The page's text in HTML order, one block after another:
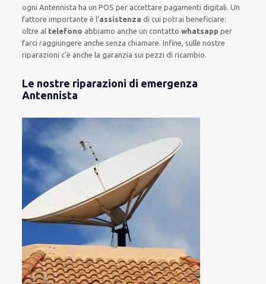
ogni Antennista haun POSper accettare pagamentidigitali.Un
fattore importante è l’assistenza di cui potrai beneficiare:
oltre al telefono abbiamo anche uncontatto whatsappper
farci raggiungere anche senza chiamare.Infine, sulle nostre
riparazioni c’è anche lagaranzia sui pezzi di ricambio.
Le nostre riparazioni di emergenza
Antennista